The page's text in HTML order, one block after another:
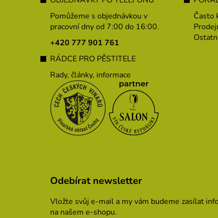
Pomůžeme s objednávkou v
pracovní dny od 7:00 do 16:00.
+420 777 901 761
RÁDCE PRO PĚSTITELE
Rady, články, informace
Často
Odebírat newsletter
Vložte svůj e-mail a my vám budeme zasílat
na našem e-shopu.